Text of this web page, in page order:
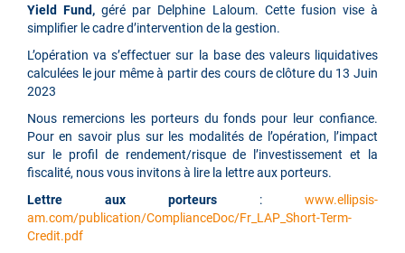
Yield Fund,géré par Delphine Laloum. Cette fusion vise à
simplifier le cadre d’intervention de la gestion.
L’opération va s’effectuer sur la base des valeurs liquidatives
calculées le jour même à partir des cours de clôture du 13 Juin
2023
Nous remercions les porteurs du fonds pour leur confiance.
Pour en savoir plus sur les modalités de l’opération, l’impact
sur le profil de rendement/risque de l’investissement et la
fiscalité, nous vous invitons à lire la lettre aux porteurs.
Lettre aux porteurs : www.ellipsis-
am.com/publication/ComplianceDoc/Fr_LAP_Short-Term-
Credit.pdf